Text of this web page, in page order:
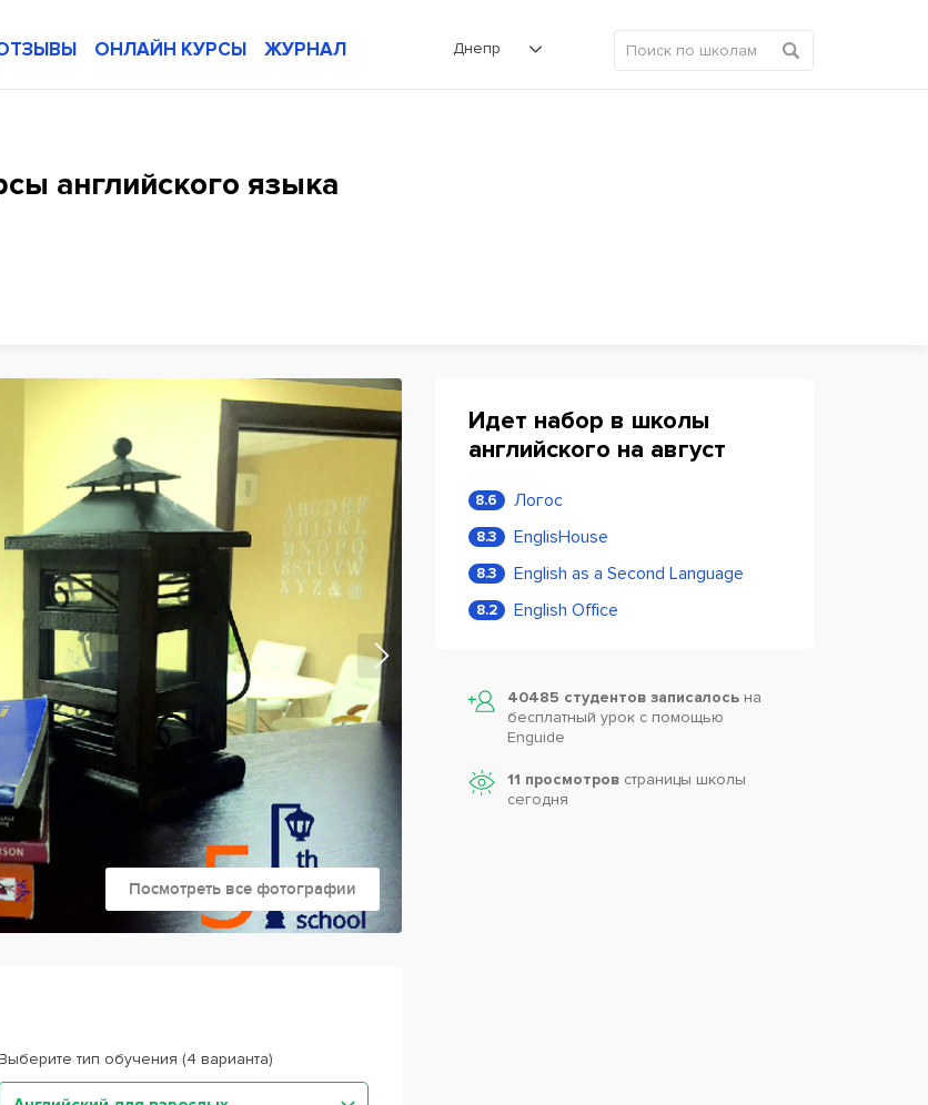
ОНЛАЙН КУРСЫ ЖУРНАЛ Днепр
английского языка
Посмотреть все фотографии
тип обучения (4 варианта)
Идет набор в школы
английского на август
8.6 Логос
8.3 EnglisHouse
8.3 English as a Second Language
8.2 English Office
40485 студентов записалось на
бесплатный урок с помощью
Enguide
11 просмотровстраницы школы
сегодня